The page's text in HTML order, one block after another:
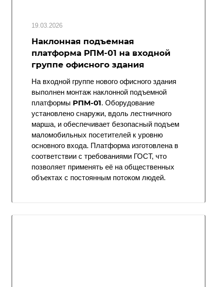
19.03.2026
Наклонная подъемная
платформа РПМ-01 на входной
группе офисного здания
На входной группе нового офисного здания
выполнен монтаж наклонной подъемной
платформы РПМ-01. Оборудование
установлено снаружи, вдоль лестничного
марша, и обеспечивает безопасный подъем
маломобильных посетителей к уровню
основного входа. Платформа изготовлена в
соответствии с требованиями ГОСТ, что
позволяет применять её на общественных
объектах с постоянным потоком людей.